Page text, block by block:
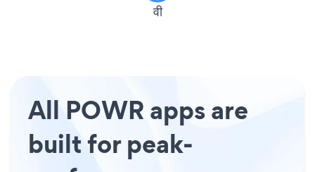
वी
All POWR apps are
built for peak-